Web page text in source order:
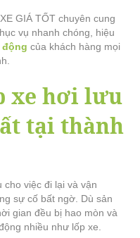
GIÁ TỐT chuyên cung
vụ nhanh chóng, hiệu
của khách hàng mọi
xe hơi lưu
tại thành
việc đi lại và vận
sự cố bất ngờ. Dù sản
gian đều bị hao mòn và
nhiều như lốp xe.